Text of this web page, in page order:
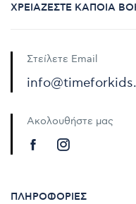
ΧΡΕΙΆΖΕΣΤΕ ΚΆΠΟΙΑ
Στείλετε Email
Ακολουθήστε μας
ΠΛΗΡΟΦΟΡΊΕΣ